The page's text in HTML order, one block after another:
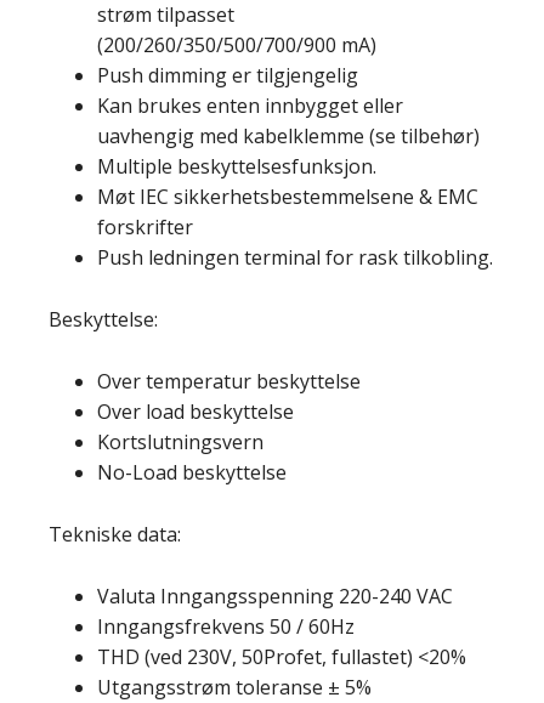
strøm tilpasset
(200/260/350/500/700/900 mA)
Push dimming er tilgjengelig
Kan brukes enten innbygget eller
uavhengig med kabelklemme (se tilbehør)
Multiple beskyttelsesfunksjon.
Møt IEC sikkerhetsbestemmelsene & EMC
forskrifter
Push ledningen terminal for rask tilkobling.
Beskyttelse:
Over temperatur beskyttelse
Over load beskyttelse
Kortslutningsvern
No-Load beskyttelse
Tekniske data:
Valuta Inngangsspenning 220-240 VAC
Inngangsfrekvens 50 / 60Hz
THD (ved 230V, 50Profet, fullastet) <20%
Utgangsstrøm toleranse ± 5%